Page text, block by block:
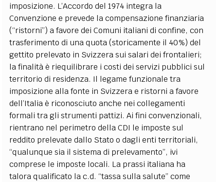
imposizione. L’Accordo del 1974 integra la
Convenzione e prevede la compensazione finanziaria
(“ristorni”) a favore dei Comuni italiani di confine, con
trasferimento di una quota (storicamente il 40%) del
gettito prelevato in Svizzera sui salari dei frontalieri;
la finalità è riequilibrare i costi dei servizi pubblici sul
territorio di residenza. Il legame funzionale tra
imposizione alla fonte in Svizzera e ristorni a favore
dell’Italia è riconosciuto anche nei collegamenti
formali tra gli strumenti pattizi. Ai fini convenzionali,
rientrano nel perimetro della CDI le imposte sul
reddito prelevate dallo Stato o dagli enti territoriali,
“qualunque sia il sistema di prelevamento”, ivi
comprese le imposte locali. La prassi italiana ha
talora qualificato la c.d. “tassa sulla salute” come